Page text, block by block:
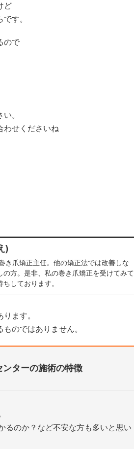
ど
す。
ので
。
わせくださいね
)
き爪矯正主任。他の矯正法では改善しな
方。是非、私の巻き爪矯正を受けてみて
しております。
ます。
のではありません。
ターの施術の特徴
るのか？など不安な方も多いと思い